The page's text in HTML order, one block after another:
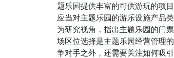
题乐园提供丰富的可供游玩的项
应当对主题乐园的游乐设施产品
为研究视角，指出主题乐园的门
场区位选择是主题乐园经营管理
争对手之外，还需要关注如何吸